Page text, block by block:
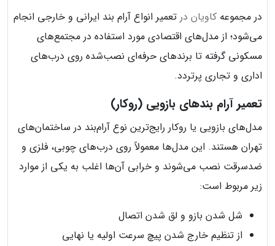
در مجموعه کاویان در تعمیر انواع آرام بند ایرانی و خارجی انجام
می‌شود؛ از مدل‌های اقتصادی مورد استفاده در مجتمع‌های
مسکونی گرفته تا برندهای حرفه‌ای نصب‌شده روی درب‌های
اداری و تجاری پرتردد.
تعمیر آرام بندهای بازویی (روکار)
مدل‌های بازویی یا روکار رایج‌ترین نوع آرام‌بند در ساختمان‌های
تهران هستند. این مدل‌ها معمولاً روی درب‌های چوبی، فلزی و
ضدسرقت نصب می‌شوند و خرابی آن‌ها اغلب به یکی از موارد
زیر مربوط است:
شل شدن بازو و لق شدن اتصال
از تنظیم خارج شدن پیچ سرعت اولیه یا نهایی